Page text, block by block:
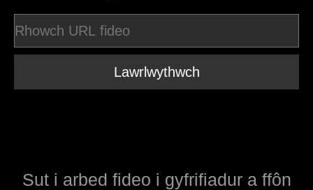
Lawrlwythwch
Sut i arbed fideo i gyfrifiadur a ffôn